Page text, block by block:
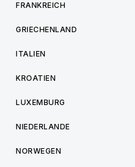
FRANKREICH
GRIECHENLAND
ITALIEN
KROATIEN
LUXEMBURG
NIEDERLANDE
NORWEGEN